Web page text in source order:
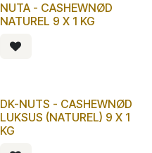
NUTA - CASHEWNØD
NATUREL 9 X 1 KG
DK-NUTS - CASHEWNØD
LUKSUS (NATUREL) 9 X 1
KG